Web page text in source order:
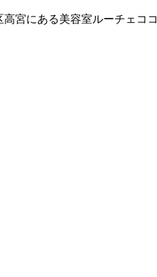
高宮にある美容室ルーチェコ